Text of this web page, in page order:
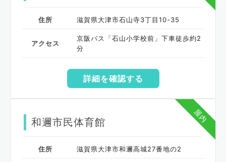
住所 滋賀県大津市石山寺3丁目10-35
アクセス
京阪バス「石山小学校前」下車徒歩約2
分
詳細を確認する
屋内
和邇市民体育館
住所 滋賀県大津市和邇高城27番地の2